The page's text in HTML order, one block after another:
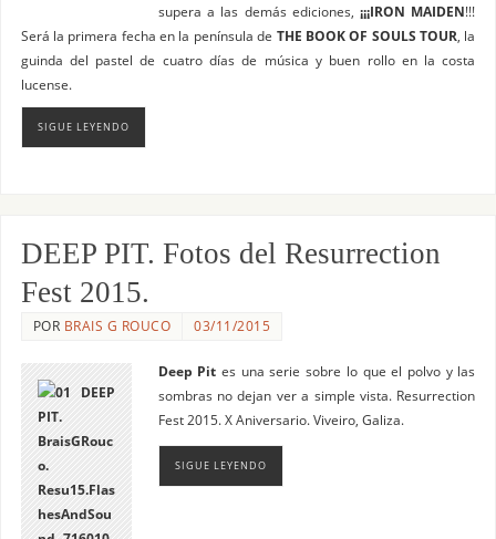
supera a las demás ediciones, ¡¡¡IRON MAIDEN!!!
Será la primera fecha en la península de THE BOOK OF SOULS TOUR , la
guinda del pastel de cuatro días de música y buen rollo en la costa
lucense.
SIGUE LEYENDO
DEEP PIT. Fotos del Resurrection
Fest 2015.
POR BRAIS G ROUCO 03/11/2015
Deep Pit es una serie sobre lo que el polvo y las
sombras no dejan ver a simple vista. Resurrection
Fest 2015. X Aniversario. Viveiro, Galiza.
SIGUE LEYENDO